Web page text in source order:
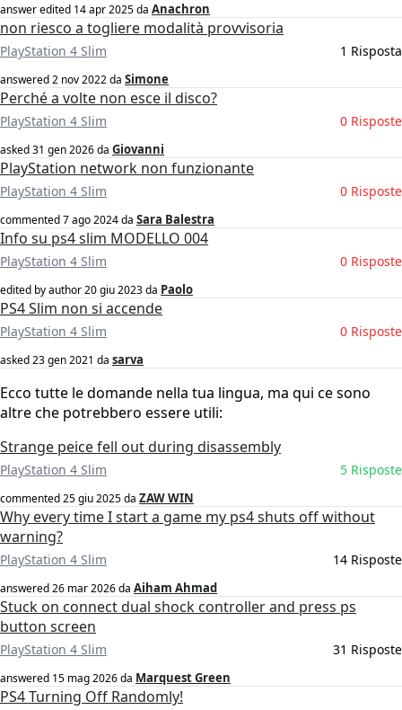
answer edited 14 apr 2025da Anachron
non riesco a togliere modalità provvisoria
PlayStation 4 Slim 1 Risposta
answered2 nov 2022da Simone
Perché a volte non esce il disco?
PlayStation 4 Slim 0 Risposte
asked31 gen 2026da Giovanni
PlayStation network non funzionante
PlayStation 4 Slim 0 Risposte
commented7 ago 2024da Sara Balestra
Info su ps4 slim MODELLO 004
PlayStation 4 Slim 0 Risposte
edited by author20 giu 2023da Paolo
PS4 Slim non si accende
PlayStation 4 Slim 0 Risposte
asked23 gen 2021 da sarva
Ecco tutte le domande nella tua lingua, ma qui ce sono
altre che potrebbero essere utili:
Strange peice fell out during disassembly
PlayStation 4 Slim 5 Risposte
commented25 giu 2025da ZAW WIN
Why every time I start a game my ps4 shuts off without
warning?
PlayStation 4 Slim 14 Risposte
answered26 mar 2026da Aiham Ahmad
Stuck on connect dual shock controller and press ps
button screen
PlayStation 4 Slim 31 Risposte
answered 15 mag 2026da Marquest Green
PS4 Turning Off Randomly!